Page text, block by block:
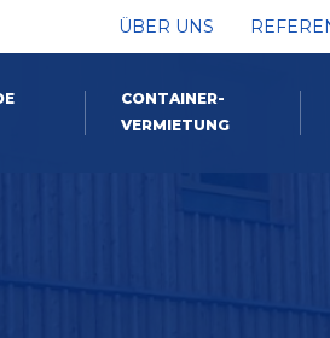
ÜBER UNS
CONTAINER-
VERMIETUNG